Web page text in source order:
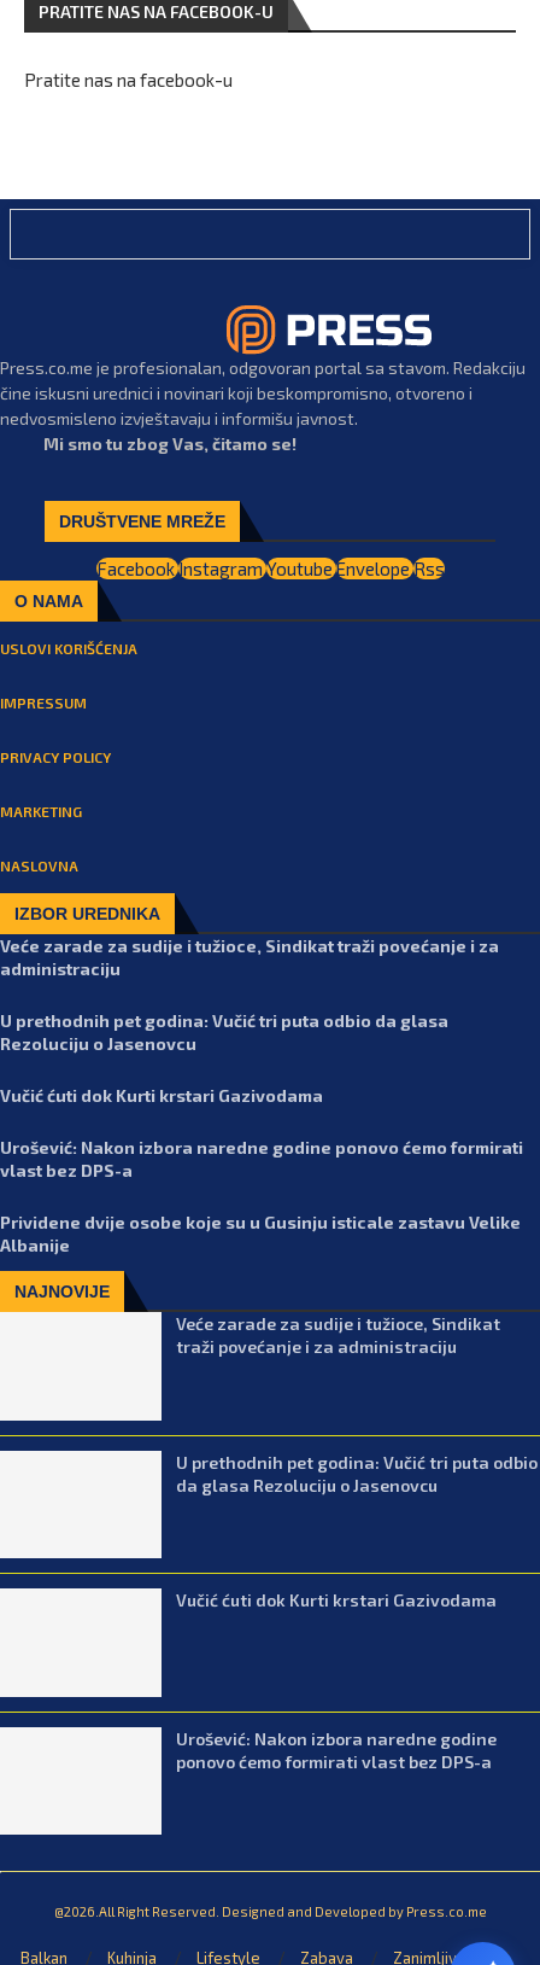
PRATITE NAS NA FACEBOOK-U
Pratite nas na facebook-u
Press.co.me je profesionalan, odgovoran portal sa stavom. Redakciju
čine iskusni urednici i novinari koji beskompromisno, otvoreno i
nedvosmisleno izvještavaju i informišu javnost.
Mi smo tu zbog Vas, čitamo se!
DRUŠTVENE MREŽE
FacebookInstagramYoutubeEnvelopeRss
O NAMA
USLOVI KORIŠĆENJA
IMPRESSUM
PRIVACY POLICY
MARKETING
NASLOVNA
IZBOR UREDNIKA
Veće zarade za sudije i tužioce, Sindikat traži povećanje i za
administraciju
U prethodnih pet godina: Vučić tri puta odbio da glasa
Rezoluciju o Jasenovcu
Vučić ćuti dok Kurti krstari Gazivodama
Urošević: Nakon izbora naredne godine ponovo ćemo formirati
vlast bez DPS-a
Prividene dvije osobe koje su u Gusinju isticale zastavu Velike
Albanije
NAJNOVIJE
Veće zarade za sudije i tužioce, Sindikat
traži povećanje i za administraciju
U prethodnih pet godina: Vučić tri puta odbio
da glasa Rezoluciju o Jasenovcu
Vučić ćuti dok Kurti krstari Gazivodama
Urošević: Nakon izbora naredne godine
ponovo ćemo formirati vlast bez DPS-a
@2026.All Right Reserved. Designed and Developed by Press.co.me
Balkan Kuhinja Lifestyle Zabava Zanimljivosti